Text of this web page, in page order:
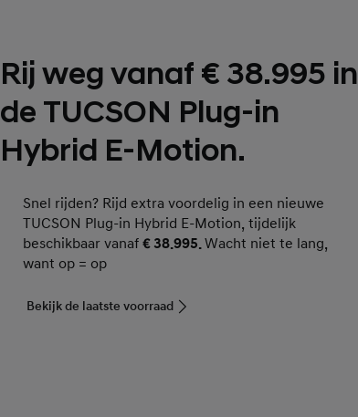
Rij weg vanaf € 38.995 in
de TUCSON Plug-in
Hybrid E-Motion.
Snel rijden? Rijd extra voordelig in een nieuwe
TUCSON Plug-in Hybrid E-Motion, tijdelijk
beschikbaar vanaf € 38.995.Wacht niet te lang,
want op = op
Bekijk de laatste voorraad